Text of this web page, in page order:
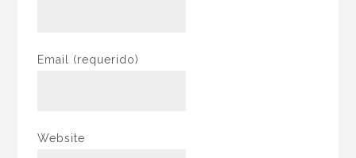
Email (requerido)
Website